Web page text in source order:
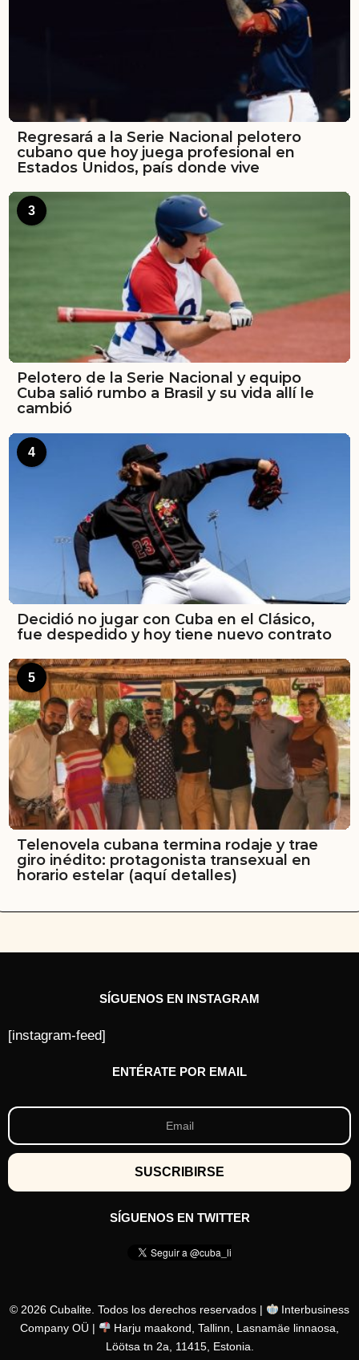
Regresará a la Serie Nacional pelotero
cubano que hoy juega profesional en
Estados Unidos, país donde vive
3
Pelotero de la Serie Nacional y equipo
Cuba salió rumbo a Brasil y su vida allí le
cambió
4
Decidió no jugar con Cuba en el Clásico,
fue despedido y hoy tiene nuevo contrato
5
Telenovela cubana termina rodaje y trae
giro inédito: protagonista transexual en
horario estelar (aquí detalles)
SÍGUENOS EN INSTAGRAM
[instagram-feed]
ENTÉRATE POR EMAIL
SÍGUENOS EN TWITTER
© 2026 Cubalite. Todos los derechos reservados |
Interbusiness
Company OÜ |
Harju maakond, Tallinn, Lasnamäe linnaosa,
Löötsa tn 2a, 11415, Estonia.